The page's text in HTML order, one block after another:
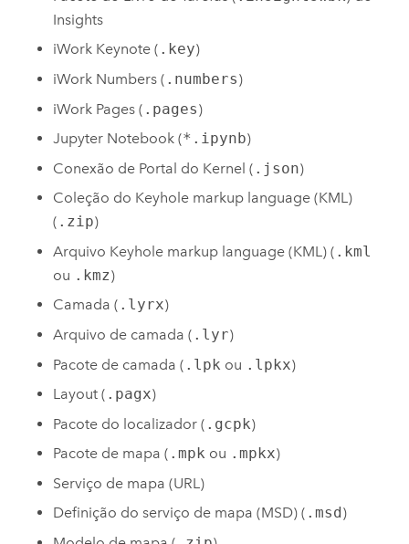
Insights
iWork Keynote ( .key)
iWork Numbers ( .numbers)
iWork Pages ( .pages)
Jupyter Notebook (*.ipynb)
Conexão de Portal do Kernel ( .json)
Coleção do Keyhole markup language (KML)
( .zip)
Arquivo Keyhole markup language (KML) ( .kml
ou .kmz)
Camada ( .lyrx)
Arquivo de camada ( .lyr)
Pacote de camada ( .lpk ou .lpkx)
Layout ( .pagx)
Pacote do localizador ( .gcpk)
Pacote de mapa ( .mpk ou .mpkx)
Serviço de mapa (URL)
Definição do serviço de mapa (MSD) ( .msd )